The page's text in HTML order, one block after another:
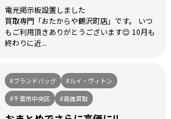
電光掲示板設置しました
買取専門「おたからや鶴沢町店」です。 いつ
もご利用頂きありがとうございます😊 10月も
終わりに近...
#ブランドバッグ
#ルイ・ヴィトン
#千葉市中央区
#高価買取